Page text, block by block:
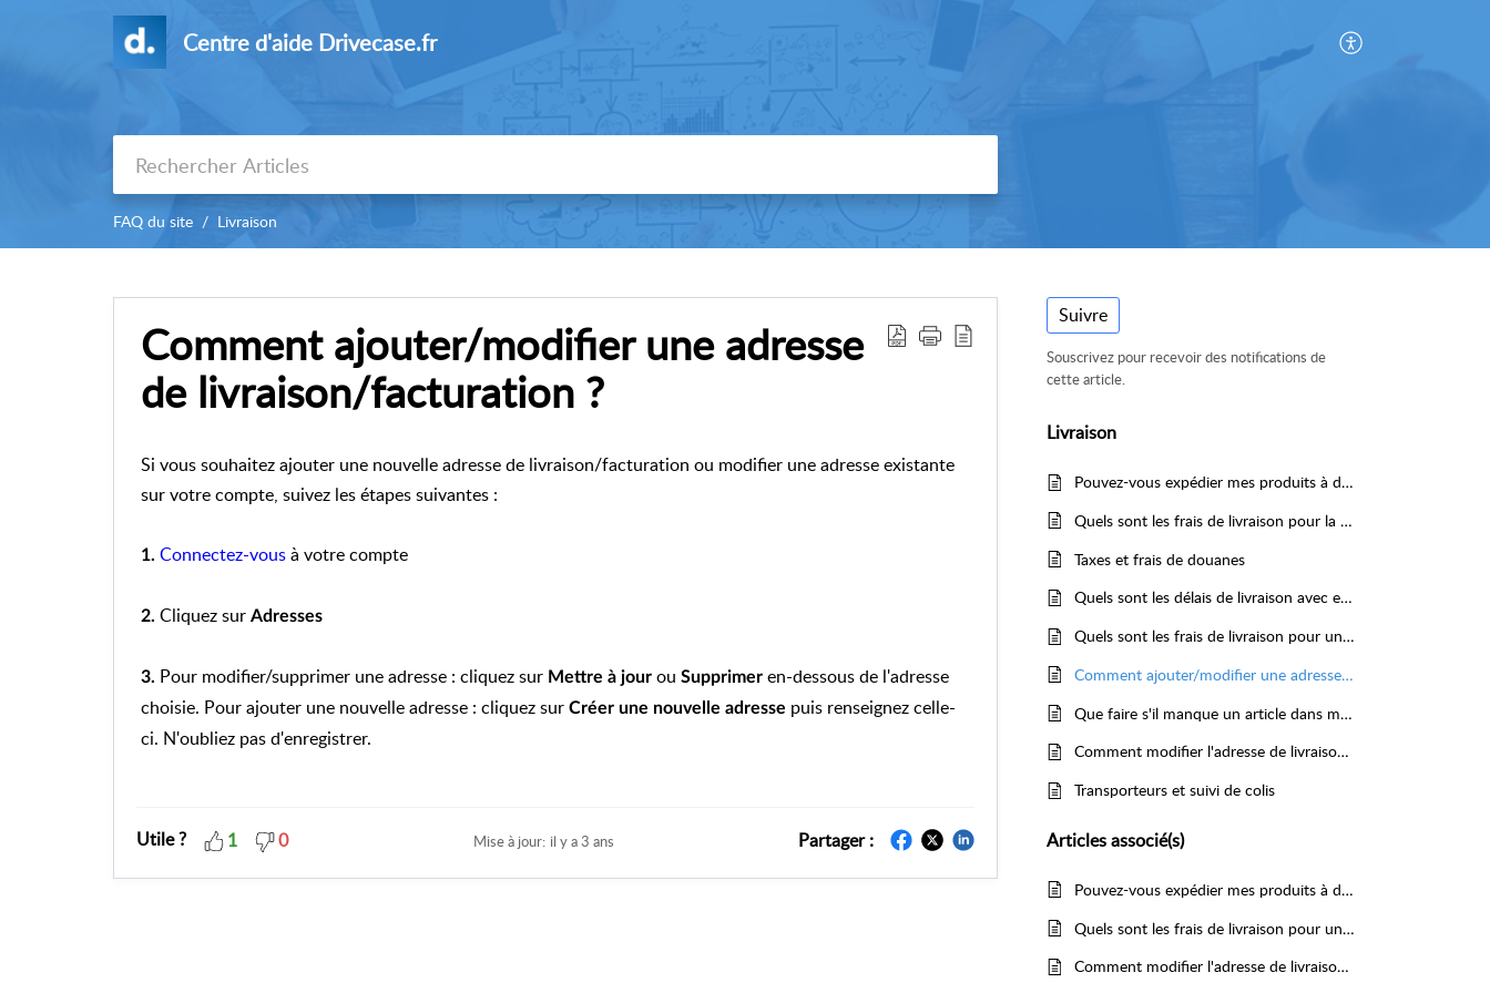
Centre d'aide Drivecase.fr
FAQ du site Livraison
Comment ajouter/modifier une adresse
de livraison/facturation ?
Si vous souhaitez ajouter une nouvelle adresse de livraison/facturation ou modifier une adresse existante
sur votre compte, suivez les étapes suivantes :
1. Connectez-vousà votre compte
2. Cliquez sur Adresses
3. Pour modifier/supprimer une adresse : cliquez sur Mettre à jour ou Supprimer en-dessous de l'adresse
choisie. Pour ajouter une nouvelle adresse : cliquez sur Créer une nouvelle adresse puis renseignez celle-
ci. N'oubliez pas d'enregistrer.
Utile ? 1 0 Mise à jour: il y a 3 ans Partager :
Suivre
Souscrivez pour recevoir des notifications de
cette article.
Livraison
Pouvez-vous expédier mes produits à différentes adresses ?
Quels sont les frais de livraison pour la France, la Belgique et le Luxembourg ?
Taxes et frais de douanes
Quels sont les délais de livraison avec et sans marquage ?
Quels sont les frais de livraison pour un envoi en Europe, France d'outre mer et le reste du monde ?
Comment ajouter/modifier une adresse de livraison/facturation ?
Que faire s'il manque un article dans mon colis ?
Comment modifier l'adresse de livraison d'une commande passée ?
Transporteurs et suivi de colis
Articlesassocié(s)
Pouvez-vous expédier mes produits à différentes adresses ?
Quels sont les frais de livraison pour un envoi en Europe, France d'outre mer et le reste du monde ?
Comment modifier l'adresse de livraison d'une commande passée ?